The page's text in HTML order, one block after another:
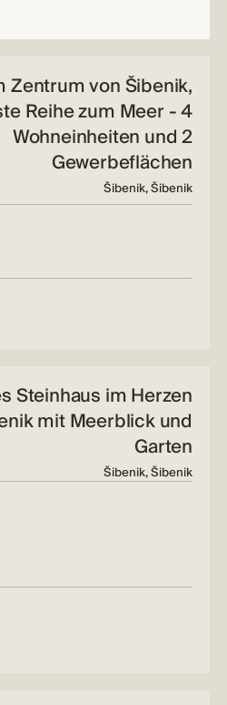
Zentrum von Šibenik,
Reihe zum Meer - 4
Wohneinheiten und 2
Gewerbeflächen
Šibenik, Šibenik
Steinhaus im Herzen
mit Meerblick und
Garten
Šibenik, Šibenik